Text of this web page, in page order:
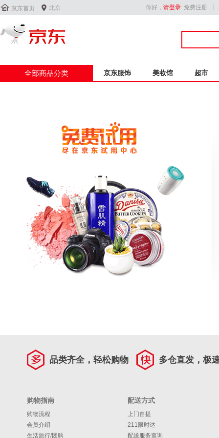
 京东首页  北京 你好， 请登录 免费注册
全部商品分类 京东服饰 美妆馆 超市
品类齐全，轻松购物 多仓直发，极
购物指南
购物流程
会员介绍
生活旅行/团购
配送方式
上门自提
211限时达
配送服务查询